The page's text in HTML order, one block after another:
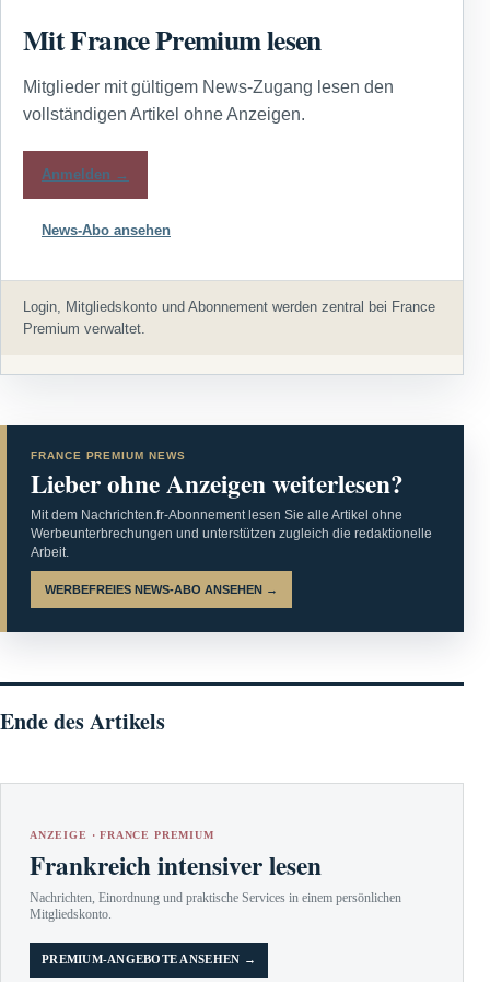
Mit France Premium lesen
Mitglieder mit gültigem News-Zugang lesen den
vollständigen Artikel ohne Anzeigen.
Anmelden →
News-Abo ansehen
Login, Mitgliedskonto und Abonnement werden zentral bei France
Premium verwaltet.
FRANCE PREMIUM NEWS
Lieber ohne Anzeigen weiterlesen?
Mit dem Nachrichten.fr-Abonnement lesen Sie alle Artikel ohne
Werbeunterbrechungen und unterstützen zugleich die redaktionelle
Arbeit.
WERBEFREIES NEWS-ABO ANSEHEN →
Ende des Artikels
ANZEIGE · FRANCE PREMIUM
Frankreich intensiver lesen
Nachrichten, Einordnung und praktische Services in einem persönlichen
Mitgliedskonto.
PREMIUM-ANGEBOTE ANSEHEN →